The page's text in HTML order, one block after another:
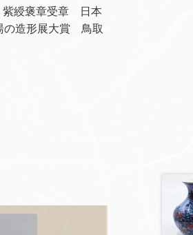
紫綬褒章受章 日本
の造形展大賞 鳥取